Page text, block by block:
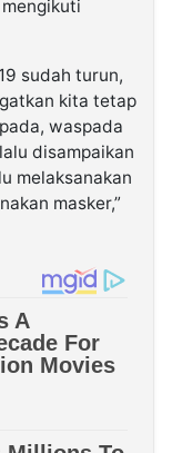
sudah turun,
kita tetap
waspada
disampaikan
melaksanakan
masker,”